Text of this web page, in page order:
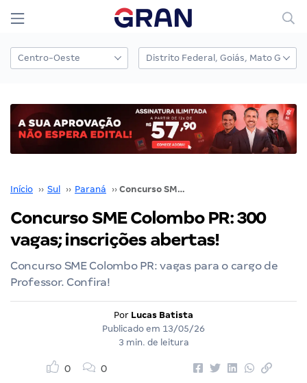
Início ›› Sul ›› Paraná ›› Concurso SME Colombo PR: 300 vagas; inscrições abertas!
Concurso SME Colombo PR: 300
vagas; inscrições abertas!
Concurso SME Colombo PR: vagas para o cargo de
Professor. Confira!
Por Lucas Batista
Publicado em 13/05/26
3 min. de leitura
0 0